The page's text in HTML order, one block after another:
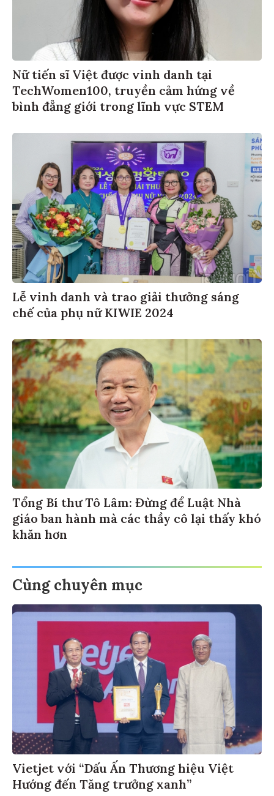
Nữ tiến sĩ Việt được vinh danh tại
TechWomen100, truyền cảm hứng về
bình đẳng giới trong lĩnh vực STEM
Lễ vinh danh và trao giải thưởng sáng
chế của phụ nữ KIWIE 2024
Tổng Bí thư Tô Lâm: Đừng để Luật Nhà
giáo ban hành mà các thầy cô lại thấy khó
khăn hơn
Cùng chuyên mục
Vietjet với “Dấu Ấn Thương hiệu Việt
Hướng đến Tăng trưởng xanh”